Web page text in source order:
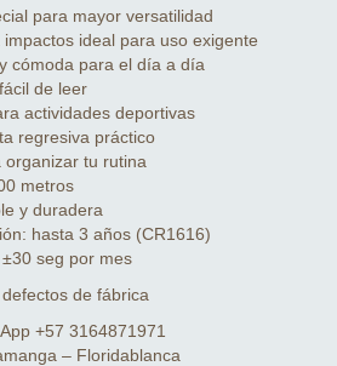
para mayor versatilidad
ideal para uso exigente
cómoda para el día a día
de leer
actividades deportivas
regresiva práctico
tu rutina
metros
y duradera
hasta 3 años (CR1616)
seg por mes
de fábrica
+57 3164871971
– Floridablanca